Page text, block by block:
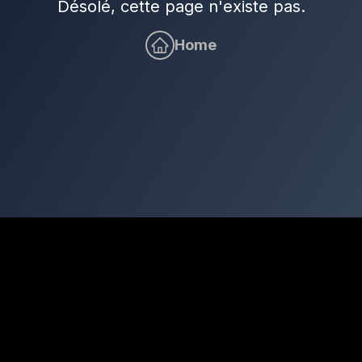
Désolé, cette page n'existe pas.
Home